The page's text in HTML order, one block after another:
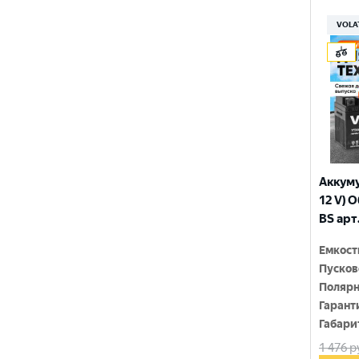
12 V)
BS
1 476